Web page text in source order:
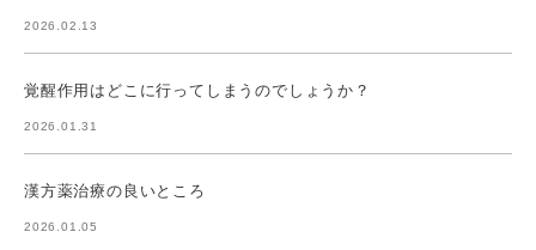
2026.02.13
覚醒作用はどこに行ってしまうのでしょうか？
2026.01.31
漢方薬治療の良いところ
2026.01.05